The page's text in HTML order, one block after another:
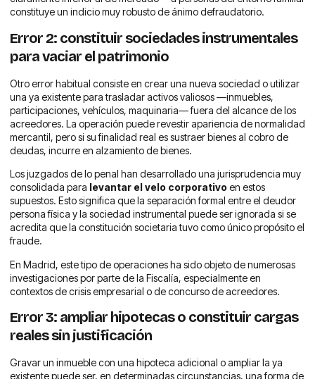
constituye un indicio muy robusto de ánimo defraudatorio.
Error 2: constituir sociedades instrumentales
para vaciar el patrimonio
Otro error habitual consiste en crear una nueva sociedad o utilizar
una ya existente para trasladar activos valiosos —inmuebles,
participaciones, vehículos, maquinaria— fuera del alcance de los
acreedores. La operación puede revestir apariencia de normalidad
mercantil, pero si su finalidad real es sustraer bienes al cobro de
deudas, incurre en alzamiento de bienes.
Los juzgados de lo penal han desarrollado una jurisprudencia muy
consolidada para levantar el velo corporativo en estos
supuestos. Esto significa que la separación formal entre el deudor
persona física y la sociedad instrumental puede ser ignorada si se
acredita que la constitución societaria tuvo como único propósito el
fraude.
En Madrid, este tipo de operaciones ha sido objeto de numerosas
investigaciones por parte de la Fiscalía, especialmente en
contextos de crisis empresarial o de concurso de acreedores.
Error 3: ampliar hipotecas o constituir cargas
reales sin justificación
Gravar un inmueble con una hipoteca adicional o ampliar la ya
existente puede ser, en determinadas circunstancias, una forma de